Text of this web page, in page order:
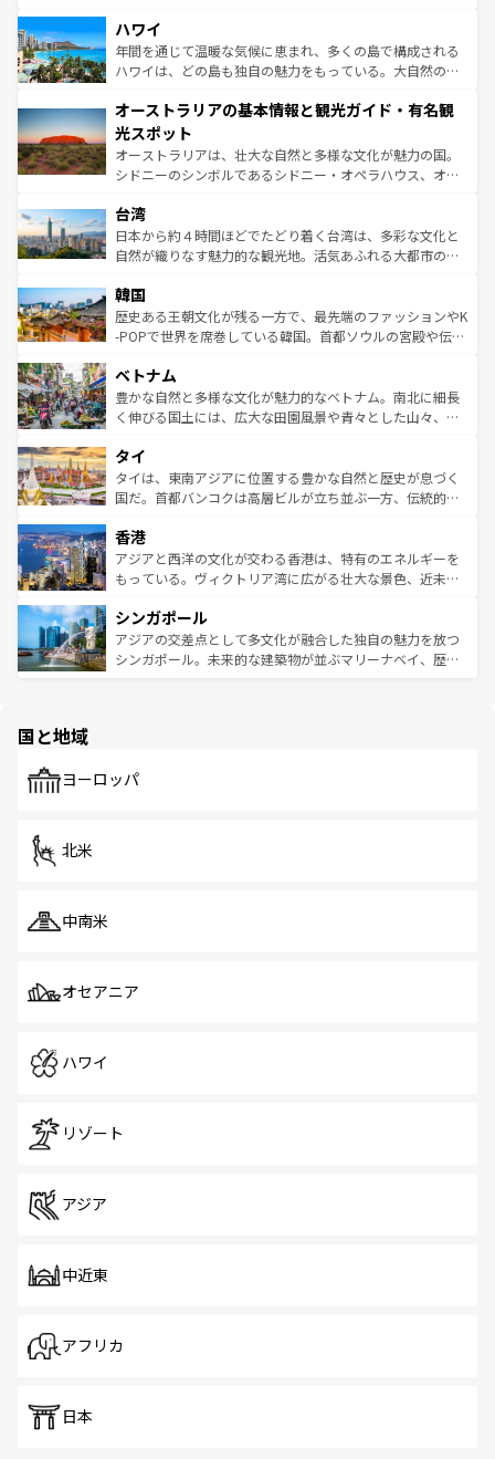
着のスイス情報は
のような巨大都市は、観光、ショッピング、エンターテイ
ンメントが詰まった刺激的なスポットだ。一方、アメリカ
西部には大自然が広がり、グランドキャニオンやイエロー
部のニューオーリンズでは、音楽と美食が融合した独特の
文化が魅力。旅行者はアメリカの各地域で異なる魅力を楽
しみながら、その多様性と豊かな歴史を感じることができ
るだろう。車でのロードトリップや列車の旅も、アメリカ
情報は
ハワイ
年間を通じて温暖な気候に恵まれ、多くの島で構成される
ハワイは、どの島も独自の魅力をもっている。大自然の神
ワイ島は見逃せない。また、定番の観光地といえばオアフ
島だが、静かな自然を求めるならマウイ島やカウアイ島が
おすすめ。エメラルドグリーンに輝く海をはじめ、豊かな
文化や歴史が息づいている。「アロハスピリット」と呼ば
人々、おいしいローカルフードやハワイアンミュージッ
ク、伝統的なフラダンスなど、すべてがハワイの魅力を彩
っている。訪れるたびに新しい発見と感動が待っているハ
はコンテンツ一覧
オーストラリアの基本情報と観光ガイド・有名観
光スポット
オーストラリアは、壮大な自然と多様な文化が魅力の国。
シドニーのシンボルであるシドニー・オペラハウス、オー
リアリーフや大陸中央部にそびえるウルル（エアーズロッ
ク）、タスマニアの美しい原生林やケアンズの熱帯雨林な
ど、見どころがたくさん。また、カフェやワイン、オージ
いる。アクティビティも充実しており、サーフィンやダイ
ビング、ハイキングなど、アウトドア好きにはたまらな
い。オーストラリアの多彩な魅力を存分に味わいつくそ
参照してほしい。
台湾
日本から約４時間ほどでたどり着く台湾は、多彩な文化と
自然が織りなす魅力的な観光地。活気あふれる大都市の台
ン）、静ひつな山岳地帯である台湾東部など、都市の喧騒
と山間の静けさが共存しており、訪れる人に新しい発見と
驚きをもたらしてくれる。また、奥深い台湾の食文化も魅
容にもいいと評判のスイーツなど、バラエティ豊かな料理
が味わえる。 なお、新着の台湾情報は コンテンツ一覧を参
照してほしい。
韓国
歴史ある王朝文化が残る一方で、最先端のファッションやK
-POPで世界を席巻している韓国。首都ソウルの宮殿や伝統
き、地方に足を延ばせば四季折々の自然美を楽しむことが
できる。そして、キムチや焼肉、絶品のストリートフード
まで、さまざまな韓国料理が待っている。夜には、韓国な
リティに包まれながら、韓国の多彩な魅力を心ゆくまで味
わってみてほしい。 なお、新着の韓国情報はコンテンツ一
覧を参照してほしい。
ベトナム
豊かな自然と多様な文化が魅力的なベトナム。南北に細長
く伸びる国土には、広大な田園風景や青々とした山々、世
急速な発展と共に伝統が息づく。ハノイの古い町並みやホ
ーチミン市のフランス統治時代の建物も、独特の雰囲気を
醸し出している。また、バラエティの豊かさとおいしさで
とつ。フォーやバインミー、ベトナムコーヒーなどは、ぜ
ひ現地で味わいたい。どの地域を訪れてもあたたかい人々
が旅行者を迎えてくれるので、きっと忘れられない旅にな
参照してほしい。
タイ
タイは、東南アジアに位置する豊かな自然と歴史が息づく
国だ。首都バンコクは高層ビルが立ち並ぶ一方、伝統的な
の活気が交差している。北部ではチェンマイなどの山岳地
帯で自然と触れ合い、南部ではプーケットやクラビの美し
いビーチでリゾート気分を楽しむことができる。タイ料理
激する。気候は一年中温暖で、どの季節にも異なる楽しみ
が待っている。親しみやすいタイの人々、仏教を中心とし
た文化、そして多様な観光資源が、訪れる旅人を魅了し続
香港
アジアと西洋の文化が交わる香港は、特有のエネルギーを
もっている。ヴィクトリア湾に広がる壮大な景色、近未来
み、どこを訪れても感動するはず。観光スポットが密集し
ており、効率よく見どころを回れるのも魅力。息をのむよ
うな絶景から文化的な体験まで、香港を存分に楽しみ尽く
シンガポール
アジアの交差点として多文化が融合した独自の魅力を放つ
シンガポール。未来的な建築物が並ぶマリーナベイ、歴史
で、ホーカーズは地元の風情を楽しめる外せないスポット
国と地域
ヨーロッパ
北米
中南米
オセアニア
ハワイ
リゾート
アジア
中近東
アフリカ
日本